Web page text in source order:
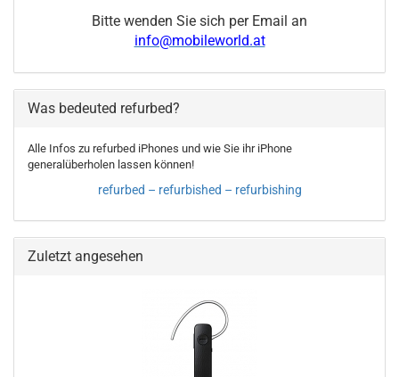
Bitte wenden Sie sich per Email an
info@mobileworld.at
Was bedeuted refurbed?
Alle Infos zu refurbed iPhones und wie Sie ihr iPhone
generalüberholen lassen können!
refurbed – refurbished – refurbishing
Zuletzt angesehen